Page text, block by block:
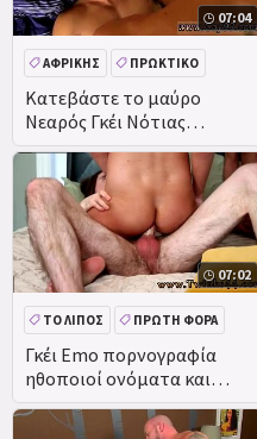
07:04
Κατεβάστε το μαύρο
Νεαρός Γκέι Νότιας
Αφρικής πορνό βίντεο,
όταν ο Λανς φτάνει
ΑΦΡΙΚΉΣ
ΠΡΩΚΤΙΚΌ
ΤΟΥ ΠΡΟΣΏΠΟΥ
DEEPTHROAT
07:02
Γκέι Emo πορνογραφία
ηθοποιοί ονόματα και
τεράστια Κίνα πορνό
βίντεο Πρώτη Φορά Έβαν
ΤΟ ΛΊΠΟΣ
ΠΡΏΤΗ ΦΟΡΆ
ΕΡΑΣΙΤΕΧΝΙΚΌ
ΤΡΊΟ